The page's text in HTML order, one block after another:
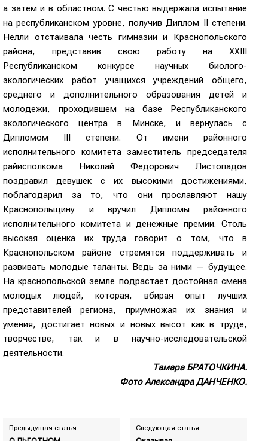
а затем и в областном. С честью выдержала испытание
на республиканском уровне, получив Диплом ІІ степени.
Нелли отстаивала честь гимназии и Краснопольского
района, представив свою работу на ХХІІІ
Республиканском конкурсе научных биолого-
экологических работ учащихся учреждений общего,
среднего и дополнительного образования детей и
молодежи, проходившем на базе Республиканского
экологического центра в Минске, и вернулась с
Дипломом ІІІ степени. От имени районного
исполнительного комитета заместитель председателя
райисполкома Николай Федорович Листопадов
поздравил девушек с их высокими достижениями,
поблагодарил за то, что они прославляют нашу
Краснопольщину и вручил Дипломы районного
исполнительного комитета и денежные премии. Столь
высокая оценка их труда говорит о том, что в
Краснопольском районе стремятся поддерживать и
развивать молодые таланты. Ведь за ними — будущее.
На краснопольской земле подрастает достойная смена
молодых людей, которая, вбирая опыт лучших
представителей региона, приумножая их знания и
умения, достигает новых и новых высот как в труде,
творчестве, так и в научно-исследовательской
деятельности.
Тамара БРАТОЧКИНА.
Фото Александра ДАНЧЕНКО.
Предыдущая статья Следующая статья